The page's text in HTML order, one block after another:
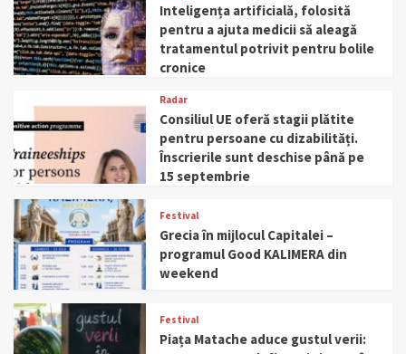
Inteligența artificială, folosită
pentru a ajuta medicii să aleagă
tratamentul potrivit pentru bolile
cronice
Radar
Consiliul UE oferă stagii plătite
pentru persoane cu dizabilități.
Înscrierile sunt deschise până pe
15 septembrie
Festival
Grecia în mijlocul Capitalei –
programul Good KALIMERA din
weekend
Festival
Piața Matache aduce gustul verii: